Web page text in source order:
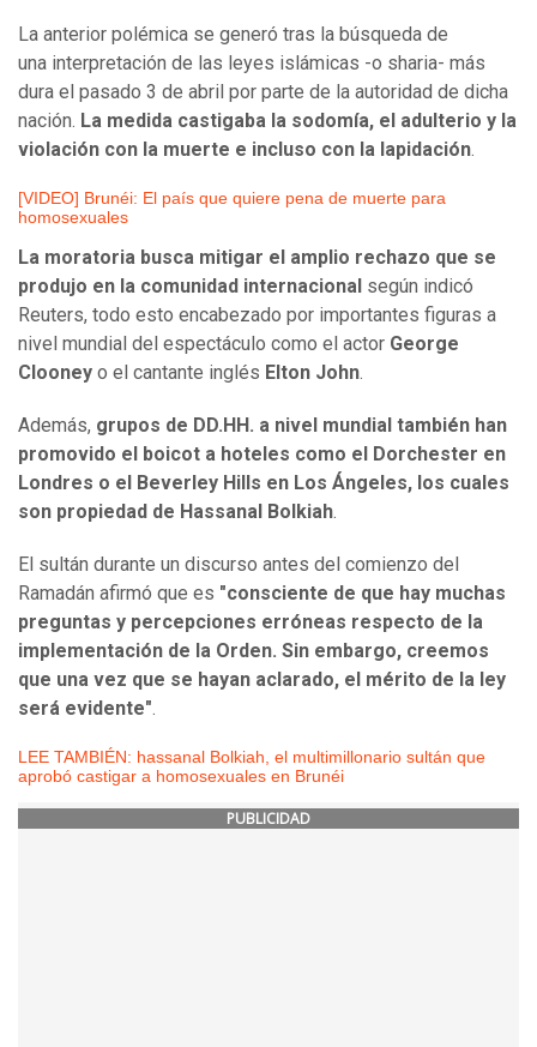
La anterior polémica se generó tras la búsqueda de
una interpretación de las leyes islámicas -o sharia- más
dura el pasado 3 de abril por parte de la autoridad de dicha
nación. La medida castigaba la sodomía, el adulterio y la
violación con la muerte e incluso con la lapidación.
[VIDEO] Brunéi: El país que quiere pena de muerte para
homosexuales
La moratoria busca mitigar el amplio rechazo que se
produjo en la comunidad internacional según indicó
Reuters, todo esto encabezado por importantes figuras a
nivel mundial del espectáculo como el actor George
Clooney o el cantante inglés Elton John.
Además, grupos de DD.HH. a nivel mundial también han
promovido el boicot a hoteles como el Dorchester en
Londres o el Beverley Hills en Los Ángeles, los cuales
son propiedad de Hassanal Bolkiah.
El sultán durante un discurso antes del comienzo del
Ramadán afirmó que es "consciente de que hay muchas
preguntas y percepciones erróneas respecto de la
implementación de la Orden. Sin embargo, creemos
que una vez que se hayan aclarado, el mérito de la ley
será evidente".
LEE TAMBIÉN: hassanal Bolkiah, el multimillonario sultán que
aprobó castigar a homosexuales en Brunéi
PUBLICIDAD